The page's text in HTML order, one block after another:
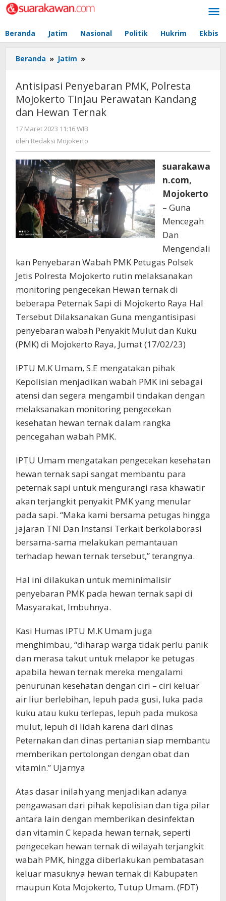
Lewati
ke
Beranda Jatim Nasional Politik Hukrim Ekbis
Beranda » Jatim »
Penyebaran
PMK,
Polresta
Mojokerto
Tinjau
Kandang
dan
Hewan
Ternak
Antisipasi Penyebaran PMK, Polresta
Mojokerto Tinjau Perawatan Kandang
dan Hewan Ternak
17 Maret 2023 11:16 WIB
oleh Redaksi Mojokerto
suarakawa
n.com,
Mojokerto
– Guna
Mencegah
Dan
Mengendali
kan Penyebaran Wabah PMK Petugas Polsek
Jetis Polresta Mojokerto rutin melaksanakan
monitoring pengecekan Hewan ternak di
beberapa Peternak Sapi di Mojokerto Raya Hal
Tersebut Dilaksanakan Guna mengantisipasi
penyebaran wabah Penyakit Mulut dan Kuku
(PMK) di Mojokerto Raya, Jumat (17/02/23)
IPTU M.K Umam, S.E mengatakan pihak
Kepolisian menjadikan wabah PMK ini sebagai
atensi dan segera mengambil tindakan dengan
melaksanakan monitoring pengecekan
kesehatan hewan ternak dalam rangka
pencegahan wabah PMK.
IPTU Umam mengatakan pengecekan kesehatan
hewan ternak sapi sangat membantu para
peternak sapi untuk mengurangi rasa khawatir
akan terjangkit penyakit PMK yang menular
pada sapi. “Maka kami bersama petugas hingga
jajaran TNI Dan Instansi Terkait berkolaborasi
bersama-sama melakukan pemantauan
terhadap hewan ternak tersebut,” terangnya.
Hal ini dilakukan untuk meminimalisir
penyebaran PMK pada hewan ternak sapi di
Masyarakat, Imbuhnya.
Kasi Humas IPTU M.K Umam juga
menghimbau, “diharap warga tidak perlu panik
dan merasa takut untuk melapor ke petugas
apabila hewan ternak mereka mengalami
penurunan kesehatan dengan ciri – ciri keluar
air liur berlebihan, lepuh pada gusi, luka pada
kuku atau kuku terlepas, lepuh pada mukosa
mulut, lepuh di lidah karena dari dinas
Peternakan dan dinas pertanian siap membantu
memberikan pertolongan dengan obat dan
vitamin.” Ujarnya
Atas dasar inilah yang menjadikan adanya
pengawasan dari pihak kepolisian dan tiga pilar
antara lain dengan memberikan desinfektan
dan vitamin C kepada hewan ternak, seperti
pengecekan hewan ternak di wilayah terjangkit
wabah PMK, hingga diberlakukan pembatasan
keluar masuknya hewan ternak di Kabupaten
maupun Kota Mojokerto, Tutup Umam. (FDT)